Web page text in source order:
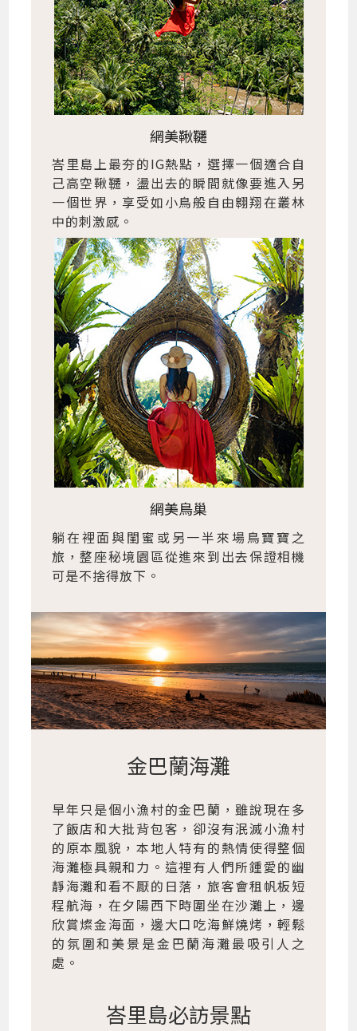
網美鞦韆
峇里島上最夯的IG熱點，選擇一個適合自
己高空鞦韆，盪出去的瞬間就像要進入另
一個世界，享受如小鳥般自由翱翔在叢林
中的刺激感。
網美鳥巢
躺在裡面與閨蜜或另一半來場鳥寶寶之
旅，整座秘境園區從進來到出去保證相機
可是不捨得放下。
金巴蘭海灘
早年只是個小漁村的金巴蘭，雖說現在多
了飯店和大批背包客，卻沒有泯滅小漁村
的原本風貌，本地人特有的熱情使得整個
海灘極具親和力。這裡有人們所鍾愛的幽
靜海灘和看不厭的日落，旅客會租帆板短
程航海，在夕陽西下時圍坐在沙灘上，邊
欣賞燦金海面，邊大口吃海鮮燒烤，輕鬆
的氛圍和美景是金巴蘭海灘最吸引人之
處。
峇里島必訪景點